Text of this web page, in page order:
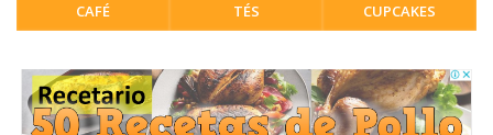
CAFÉ TÉS CUPCAKES